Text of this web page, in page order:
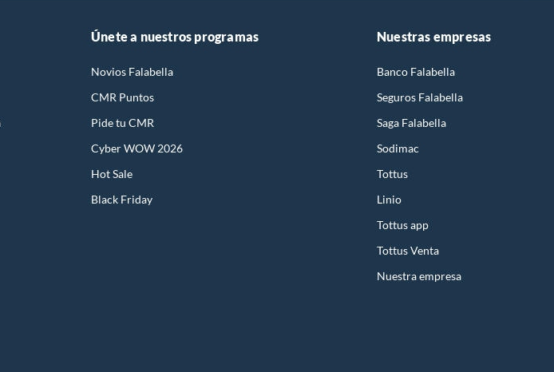
Únete a nuestros programas
Novios Falabella
CMR Puntos
Pide tu CMR
Cyber WOW 2026
Hot Sale
Black Friday
Nuestras empresas
Banco Falabella
Seguros Falabella
Saga Falabella
Sodimac
Tottus
Linio
Tottus app
Tottus Venta
Nuestra empresa